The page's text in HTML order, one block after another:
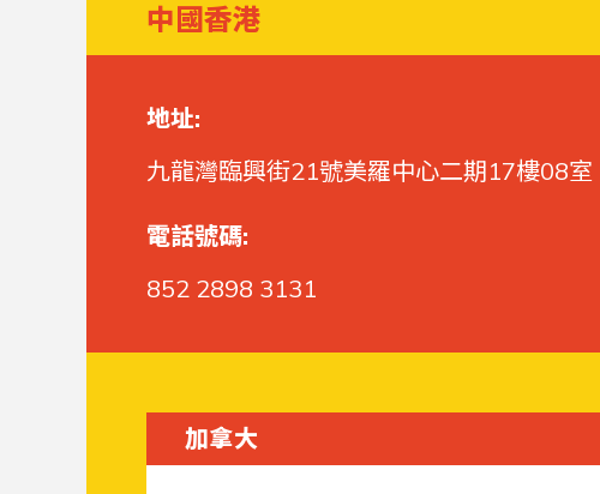
中國香港
地址:
九龍灣臨興街21號美羅中心二期17樓08室
電話號碼:
852 2898 3131
加拿大